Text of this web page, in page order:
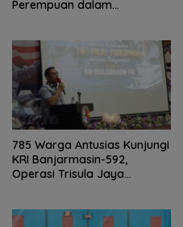
Perempuan dalam
785 Warga Antusias Kunjungi
KRI Banjarmasin-592,
Operasi Trisula Jaya